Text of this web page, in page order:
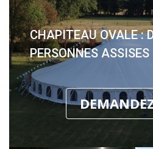
CHAPITEAU OVALE :
PERSONNES ASSISES